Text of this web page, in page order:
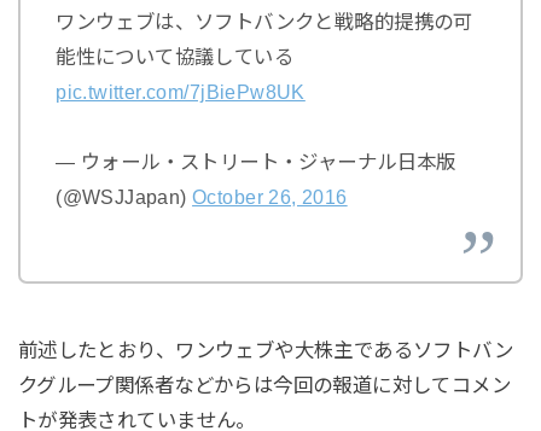
ワンウェブは、ソフトバンクと戦略的提携の可
能性について協議している
pic.twitter.com/7jBiePw8UK
— ウォール・ストリート・ジャーナル日本版
(@WSJJapan)October 26, 2016
前述したとおり、ワンウェブや大株主であるソフトバン
クグループ関係者などからは今回の報道に対してコメン
トが発表されていません。